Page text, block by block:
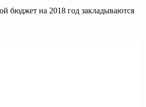
бюджет на 2018 год закладываются